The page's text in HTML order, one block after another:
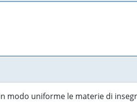
modo uniforme le materie di